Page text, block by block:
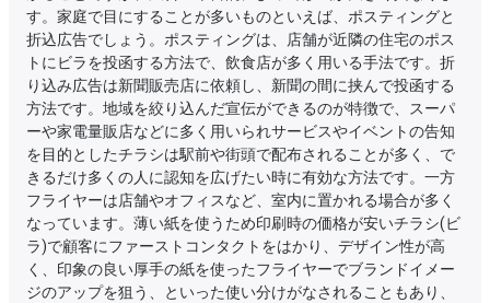
す。家庭で目にすることが多いものといえば、ポスティングと
折込広告でしょう。ポスティングは、店舗が近隣の住宅のポス
トにビラを投函する方法で、飲食店が多く用いる手法です。折
り込み広告は新聞販売店に依頼し、新聞の間に挟んで投函する
方法です。地域を絞り込んだ宣伝ができるのが特徴で、スーパ
ーや家電量販店などに多く用いられサービスやイベントの告知
を目的としたチラシは駅前や街頭で配布されることが多く、で
きるだけ多くの人に認知を広げたい時に有効な方法です。一方
フライヤーは店舗やオフィスなど、室内に置かれる場合が多く
なっています。薄い紙を使うため印刷時の価格が安いチラシ(ビ
ラ)で顧客にファーストコンタクトをはかり、デザイン性が高
く、印象の良い厚手の紙を使ったフライヤーでブランドイメー
ジのアップを狙う、といった使い分けがなされることもあり、